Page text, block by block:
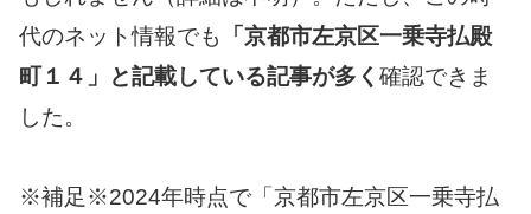
代のネット情報でも
「京都市左京区一乗寺払殿
町１４」と記載している記事が多く 確認できま
した。
※補足※2024年時点で「京都市左京区一乗寺払